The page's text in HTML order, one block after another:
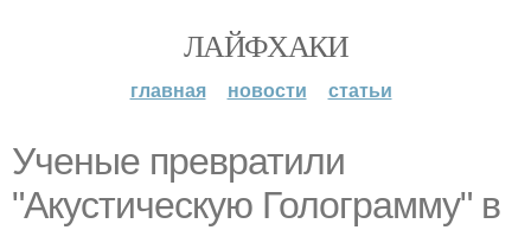
ЛАЙФХАКИ
главная новости статьи
Ученые превратили
"Акустическую Голограмму" в